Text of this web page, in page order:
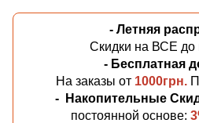
- Летняя
Скидки на ВСЕ до
- Бесплатная
На заказы от 1000грн.
-
Накопительные
постоянной основе: